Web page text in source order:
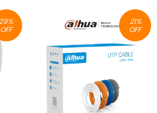
%
OFF
21%
OFF